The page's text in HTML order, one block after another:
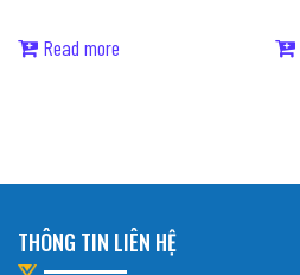
Read more
THÔNG TIN LIÊN HỆ